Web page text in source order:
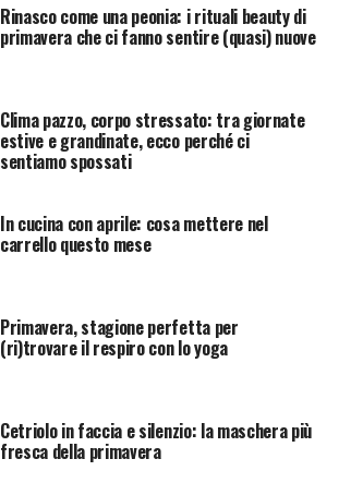
Rinasco come una peonia: i rituali beauty di
primavera che ci fanno sentire (quasi) nuove
Clima pazzo, corpo stressato: tra giornate
estive e grandinate, ecco perché ci
sentiamo spossati
In cucina con aprile: cosa mettere nel
carrello questo mese
Primavera, stagione perfetta per
(ri)trovare il respiro con lo yoga
Cetriolo in faccia e silenzio: la maschera più
fresca della primavera